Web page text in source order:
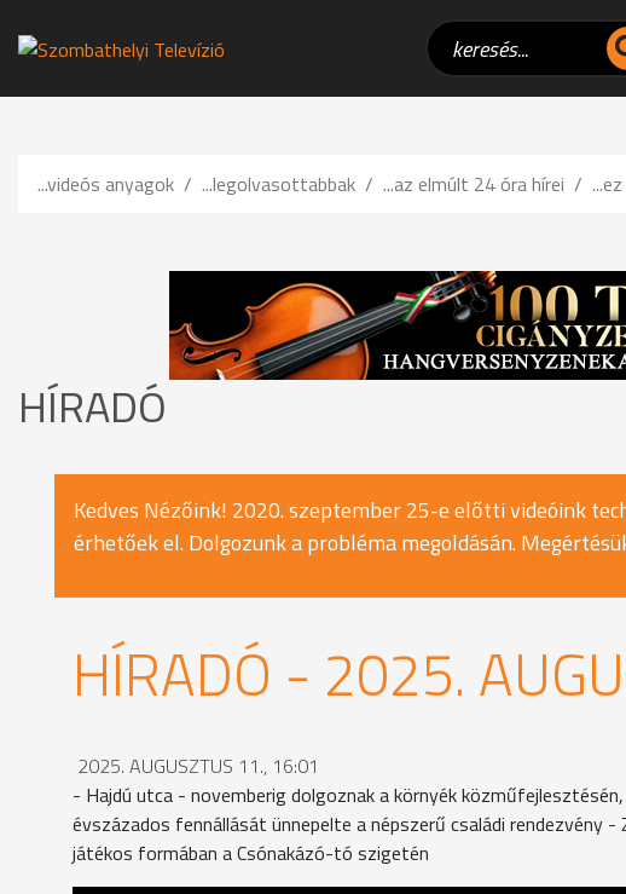
...videós anyagok ...legolvasottabbak ...az elmúlt 24 óra hírei
HÍRADÓ
Kedves Nézőink! 2020. szeptember 25-e előtti videóink
érhetőek el. Dolgozunk a probléma megoldásán.
HÍRADÓ - 2025.
2025. AUGUSZTUS 11., 16:01
- Hajdú utca - novemberig dolgoznak a környék
évszázados fennállását ünnepelte a népszerű családi
játékos formában a Csónakázó-tó szigetén